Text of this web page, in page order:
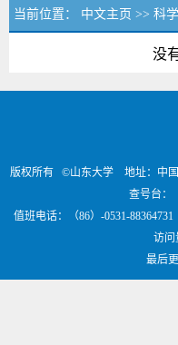
当前位置： 中文主页 >> 科
没
版权所有 ©山东大学 地址：中
查号台：
值班电话：（86）-0531-
访问
最后